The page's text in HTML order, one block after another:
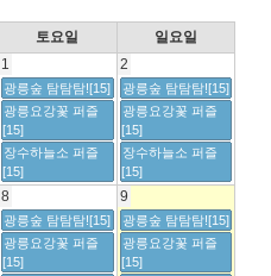
토요일
일요일
1 2
8 9
광릉숲 탐탐탐![15]
광릉숲 탐탐탐![15]
광릉요강꽃 퍼즐
[15]
광릉요강꽃 퍼즐
[15]
장수하늘소 퍼즐
[15]
장수하늘소 퍼즐
[15]
광릉숲 탐탐탐![15] 광릉숲 탐탐탐![15]
광릉요강꽃 퍼즐
[15]
광릉요강꽃 퍼즐
[15]